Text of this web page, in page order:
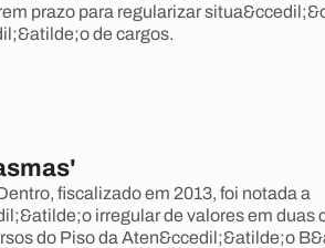
prazo para regularizar
de cargos.
fiscalizado em 2013, foi notada a
irregular de valores em duas
do Piso da Aten&ccedil;&atilde;o